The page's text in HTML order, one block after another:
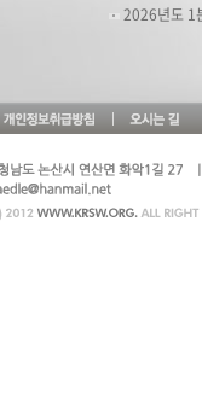
2026년도 1